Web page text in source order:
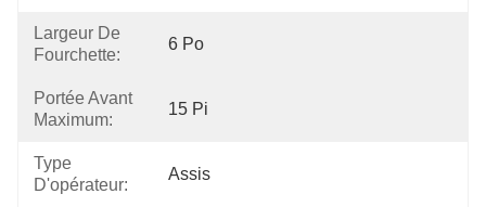
Largeur De
Fourchette:
6 Po
Portée Avant
Maximum:
15 Pi
Type
D'opérateur:
Assis